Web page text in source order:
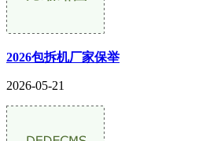
2026包拆机厂家保举
2026-05-21